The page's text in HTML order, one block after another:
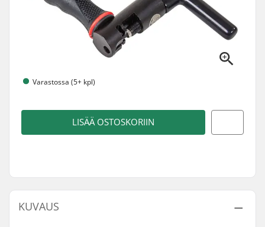
Varastossa (5+ kpl)
LISÄÄ OSTOSKORIIN
KUVAUS